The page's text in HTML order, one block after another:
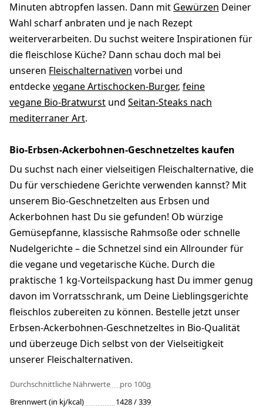
Minuten abtropfen lassen. Dann mit Gewürzen Deiner
Wahl scharf anbraten und je nach Rezept
weiterverarbeiten. Du suchst weitere Inspirationen für
die fleischlose Küche? Dann schau doch mal bei
unseren Fleischalternativen vorbei und
entdeckevegane Artischocken-Burger, feine
vegane Bio-Bratwurst und Seitan-Steaks nach
mediterraner Art.
Bio-Erbsen-Ackerbohnen-Geschnetzeltes kaufen
Du suchst nach einer vielseitigen Fleischalternative, die
Du für verschiedene Gerichte verwenden kannst? Mit
unserem Bio-Geschnetzelten aus Erbsen und
Ackerbohnen hast Du sie gefunden! Ob würzige
Gemüsepfanne, klassische Rahmsoße oder schnelle
Nudelgerichte – die Schnetzel sind ein Allrounder für
die vegane und vegetarische Küche. Durch die
praktische 1 kg-Vorteilspackung hast Du immer genug
davon im Vorratsschrank, um Deine Lieblingsgerichte
fleischlos zubereiten zu können. Bestelle jetzt unser
Erbsen-Ackerbohnen-Geschnetzeltes in Bio-Qualität
und überzeuge Dich selbst von der Vielseitigkeit
unserer Fleischalternativen.
Durchschnittliche Nährwerte
pro 100g
Brennwert (in kj/kcal)
1428 / 339